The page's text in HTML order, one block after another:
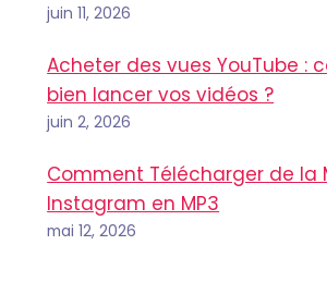
juin 11, 2026
Acheter des vues YouTube :
bien lancer vos vidéos ?
juin 2, 2026
Comment Télécharger de la
Instagram en MP3
mai 12, 2026